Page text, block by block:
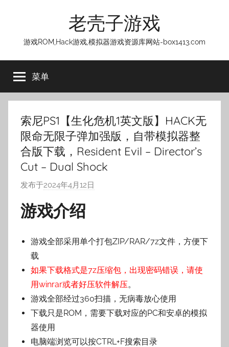
老壳子游戏
游戏ROM,Hack游戏,模拟器游戏资源库网站-box1413.com
菜单
索尼PS1【生化危机1英文版】HACK无
限命无限子弹加强版，自带模拟器整
合版下载，Resident Evil – Director’s
Cut – Dual Shock
发布于2024年4月12日
壳
游戏介绍
游戏全部采用单个打包ZIP/RAR/7z文件，方便下
载
如果下载格式是7z压缩包，出现密码错误，请使
用winrar或者好压软件解压。
游戏全部经过360扫描，无病毒放心使用
下载只是ROM，需要下载对应的PC和安卓的模拟
器使用
电脑端浏览可以按CTRL+F搜索目录